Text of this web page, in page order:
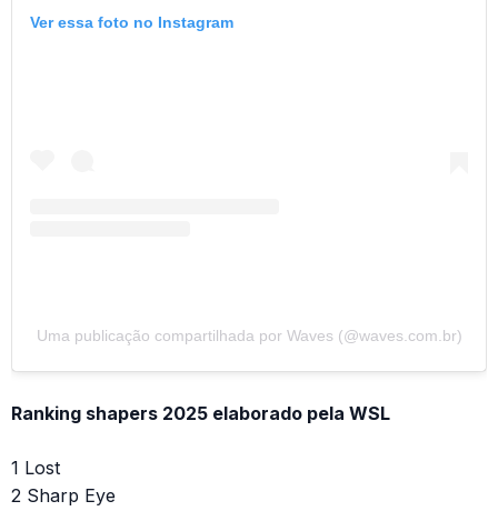
Ver essa foto no Instagram
Uma publicação compartilhada por Waves (@waves.com.br)
Ranking shapers 2025 elaborado pela WSL
1 Lost
2 Sharp Eye